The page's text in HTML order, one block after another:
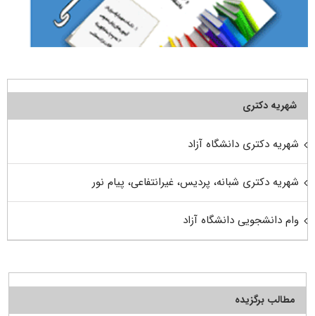
شهریه دکتری
شهریه دکتری دانشگاه آزاد
شهریه دکتری شبانه، پردیس، غیرانتفاعی، پیام نور
وام دانشجویی دانشگاه آزاد
مطالب برگزیده